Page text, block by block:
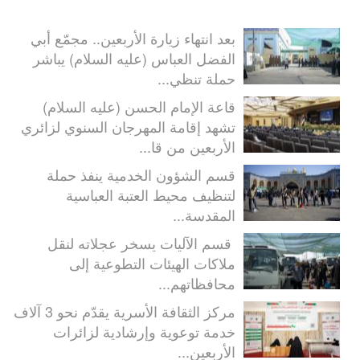
بعد انتهاء زيارة الأربعين.. مجمّع أبي
الفضل العباس (عليه السلام) يباشر
حملة تنظي...
قاعة الإمام الحسن (عليه السلام)
تشهد إقامة المهرجان السنوي لزائري
الأربعين من قا...
قسم الشؤون الخدمية ينفذ حملة
لتنظيف محيط العتبة العباسية
المقدسة...
قسم الآليات يسخر عجلاته لنقل
ملاكات الهيئات التطوعية إلى
محافظاتهم...
مركز الثقافة الأسرية يقدّم نحو 3 آلاف
خدمة توعوية وإرشادية لزائرات
الأربعين...